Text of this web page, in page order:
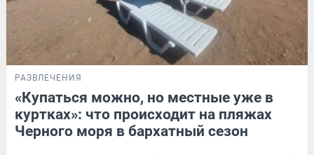
РАЗВЛЕЧЕНИЯ
«Купаться можно, но местные уже в
куртках»: что происходит на пляжах
Черного моря в бархатный сезон